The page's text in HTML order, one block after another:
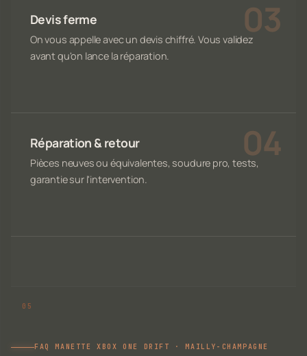
Devis ferme
On vous appelle avec un devis chiffré. Vous validez
avant qu'on lance la réparation.
Réparation & retour
Pièces neuves ou équivalentes, soudure pro, tests,
garantie sur l'intervention.
FAQ MANETTE XBOX ONE DRIFT · MAILLY-CHAMPAGNE